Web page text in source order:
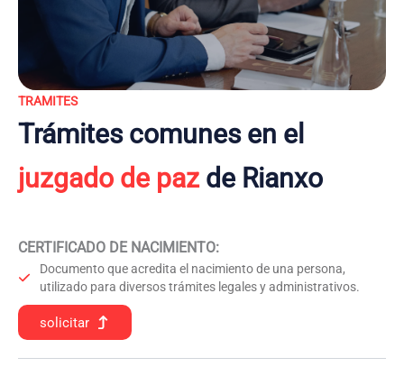
TRAMITES
Trámites comunes en el
juzgado de pazde Rianxo
CERTIFICADO DE NACIMIENTO:
Documento que acredita el nacimiento de una persona,
utilizado para diversos trámites legales y administrativos.
solicitar